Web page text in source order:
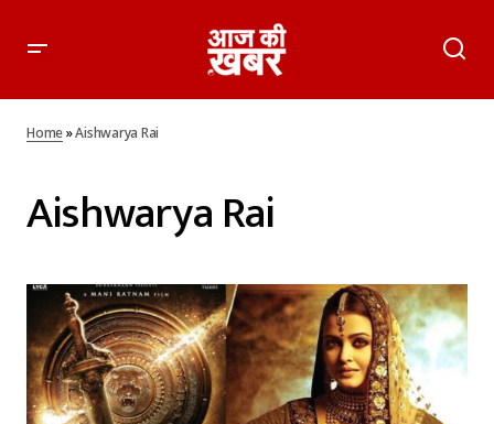
Home»Aishwarya Rai
Aishwarya Rai